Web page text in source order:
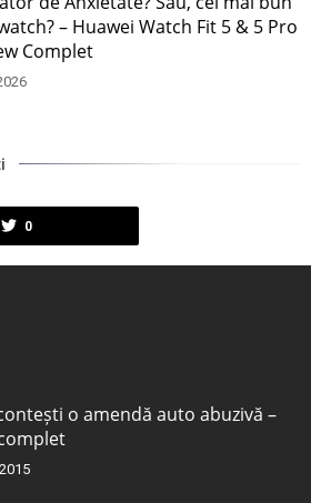
– Huawei Watch Fit 5 & 5 Pro
Complet
0
o amendă auto abuzivă –